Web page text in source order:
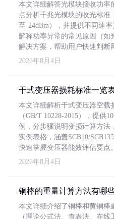
本文详细解答光模块接收功率
点分析千兆光模块的收光标准
至-24dBm），并提供不同速
解释功率异常的常见原因（如
解决方案，帮助用户快速判断
2026年8月4日
干式变压器损耗标准一览
本文详细解析干式变压器空载
（GB/T 10228-2015），提供
例，分步骤说明变损计算方法
实例表格，涵盖SCB10/
快速掌握变压器能效评估要点。
2026年8月4日
铜棒的重量计算方法有哪
本文详细介绍了铜棒和黄铜棒
（理论公式法、查表法、在